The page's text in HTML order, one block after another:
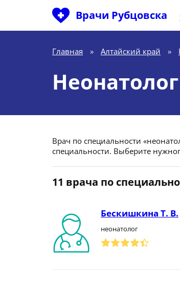
Врачи Рубцовска
Главная » Алтайский край »
Врач по специальности
специальности. Выберите
11 врача по
Бескишкина Т. В.
неонатолог